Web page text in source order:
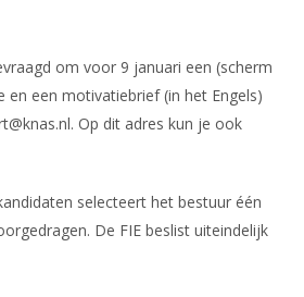
Nahouw
om voor 9 januari een (scherm
en een motivatiebrief (in het Engels)
Op dit adres kun je ook
selecteert het bestuur één
De FIE beslist uiteindelijk